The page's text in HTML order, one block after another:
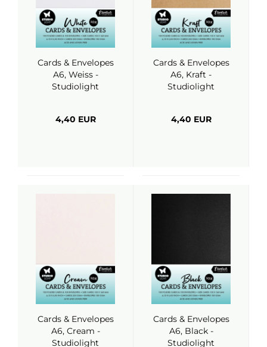
Cards & Envelopes
A6, Weiss -
Studiolight
4,40 EUR
Cards & Envelopes
A6, Kraft -
Studiolight
4,40 EUR
Cards & Envelopes
A6, Cream -
Studiolight
Cards & Envelopes
A6, Black -
Studiolight